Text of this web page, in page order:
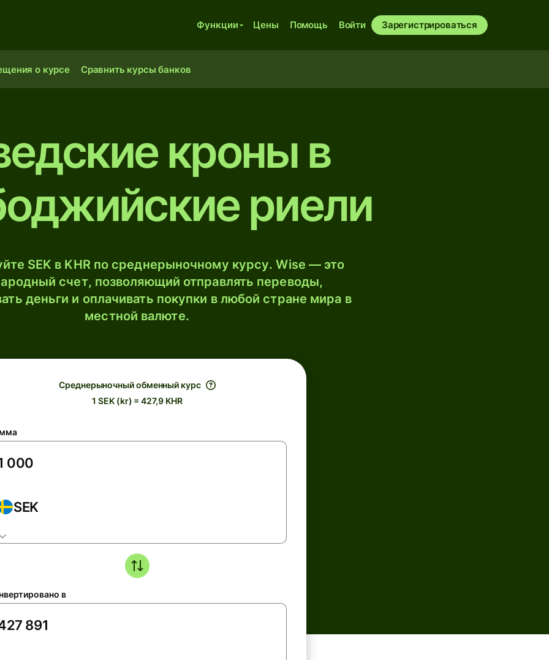
Функции Цены Помощь Войти Зарегистрироваться
о курсе Сравнить курсы банков
кроны в
риели
SEK в KHR по среднерыночному курсу. Wise — это
счет, позволяющий отправлять переводы,
деньги и оплачивать покупки в любой стране мира в
местной валюте.
Среднерыночный обменный курс
1 SEK (kr) = 427,9 KHR
SEK
в